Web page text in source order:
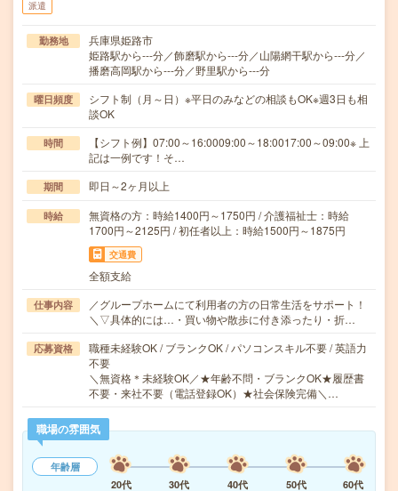
派遣
勤務地
兵庫県姫路市
姫路駅から---分／飾磨駅から---分／山陽網干駅から---分／
播磨高岡駅から---分／野里駅から---分
曜日頻度
シフト制（月～日）※平日のみなどの相談もOK※週3日も相
談OK
時間
【シフト例】07:00～16:0009:00～18:0017:00～09:00※ 上
記は一例です！そ…
期間 即日～2ヶ月以上
時給
無資格の方：時給1400円～1750円 / 介護福祉士：時給
1700円～2125円 / 初任者以上：時給1500円～1875円
交通費
全額支給
仕事内容
／グループホームにて利用者の方の日常生活をサポート！
＼▽具体的には…・買い物や散歩に付き添ったり・折…
応募資格
職種未経験OK / ブランクOK / パソコンスキル不要 / 英語力
不要
＼無資格＊未経験OK／★年齢不問・ブランクOK★履歴書
不要・来社不要（電話登録OK）★社会保険完備＼…
職場の雰囲気
年齢層
20代
30代 40代 50代 60代